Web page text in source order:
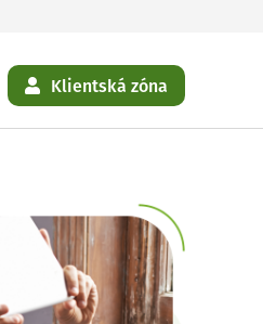
Klientská zóna